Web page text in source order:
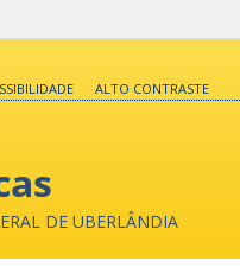
Comunica BR
ALTO CONTRASTE
DE UBERLÂNDIA